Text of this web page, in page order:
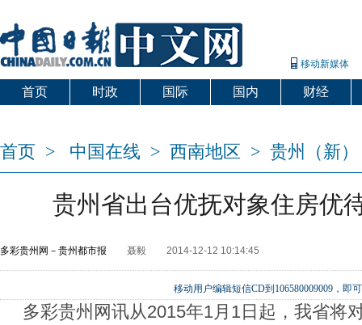
移动新媒体
首页 时政 国际 国内
财经
首页 > 中国在线 > 西南地区 > 贵州（新）
贵州省出台优抚对象住房优
多彩贵州网－贵州都市报 聂毅 2014-12-12 10:14:45
移动用户编辑短信CD到106580009009，即
多彩贵州网讯从2015年1月1日起，我省将